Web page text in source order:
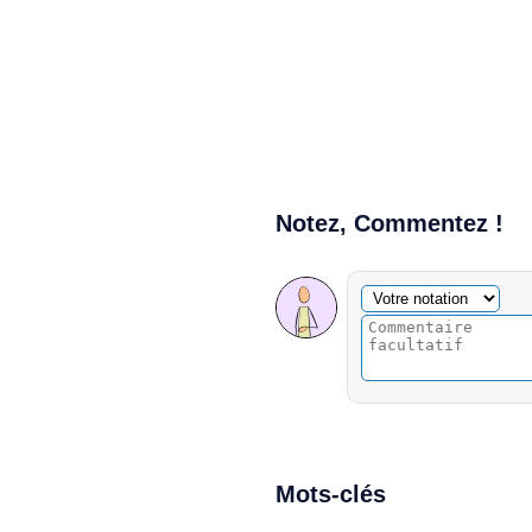
Notez, Commentez !
Commentaire facultatif
Votre notation
Mots-clés